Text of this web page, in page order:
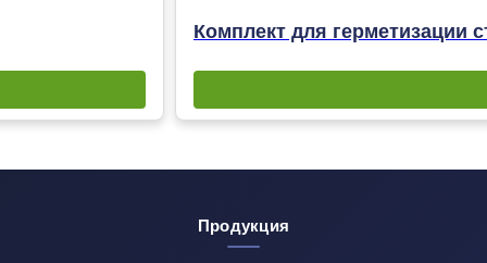
Комплект для герметизации
Продукция